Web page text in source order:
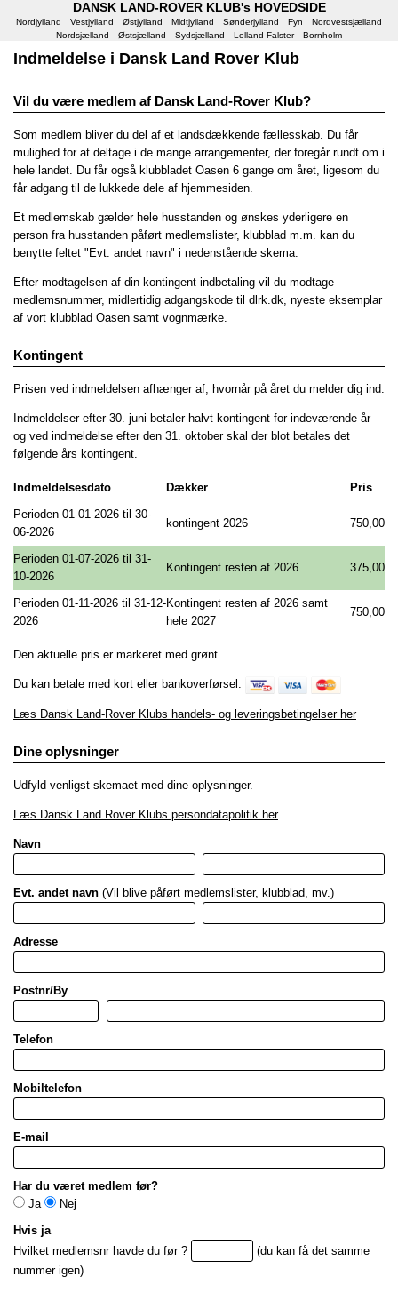
DANSK LAND-ROVER KLUB's HOVEDSIDE
Nordjylland Vestjylland Østjylland Midtjylland Sønderjylland Fyn
Nordvestsjælland
Nordsjælland
Østsjælland Sydsjælland Lolland-Falster Bornholm
Indmeldelse i Dansk Land Rover Klub
Vil du være medlem af Dansk Land-Rover Klub?
Som medlem bliver du del af et landsdækkende fællesskab. Du får
mulighed for at deltage i de mange arrangementer, der foregår rundt om i
hele landet. Du får også klubbladet Oasen 6 gange om året, ligesom du
får adgang til de lukkede dele af hjemmesiden.
Et medlemskab gælder hele husstanden og ønskes yderligere en
person fra husstanden påført medlemslister, klubblad m.m. kan du
benytte feltet "Evt. andet navn" i nedenstående skema.
Efter modtagelsen af din kontingent indbetaling vil du modtage
medlemsnummer, midlertidig adgangskode til dlrk.dk, nyeste eksemplar
af vort klubblad Oasen samt vognmærke.
Kontingent
Prisen ved indmeldelsen afhænger af, hvornår på året du melder dig ind.
Indmeldelser efter 30. juni betaler halvt kontingent for indeværende år
og ved indmeldelse efter den 31. oktober skal der blot betales det
følgende års kontingent.
Indmeldelsesdato Dækker
Pris
Perioden 01-01-2026 til 30-
06-2026
kontingent 2026 750,00
Perioden 01-07-2026 til 31-
10-2026
Kontingent resten af 2026 375,00
Perioden 01-11-2026 til 31-12-
2026
Kontingent resten af 2026 samt
hele 2027
750,00
Den aktuelle pris er markeret med grønt.
Du kan betale med kort eller bankoverførsel.
Læs Dansk Land-Rover Klubs handels- og leveringsbetingelser her
Dine oplysninger
Udfyld venligst skemaet med dine oplysninger.
Læs Dansk Land Rover Klubs persondatapolitik her
Navn
Evt. andet navn (Vil blive påført medlemslister, klubblad, mv.)
Adresse
Postnr/By
Telefon
Mobiltelefon
E-mail
Har du været medlem før?
Ja
Nej
Hvis ja
Hvilket medlemsnr havde du før ?
(du kan få det samme
nummer igen)